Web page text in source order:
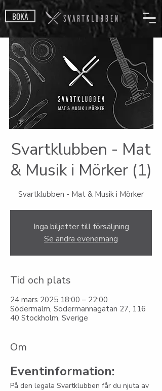
BOKA
Svartklubben - Mat
& Musik i Mörker (1)
Svartklubben - Mat & Musik i Mörker
Inga biljetter till försäljning
Se andra evenemang
Tid och plats
24 mars 2025 18:00 – 22:00
Södermalm, Södermannagatan 27, 116
40 Stockholm, Sverige
Om
Eventinformation:
På den legala Svartklubben får du njuta av